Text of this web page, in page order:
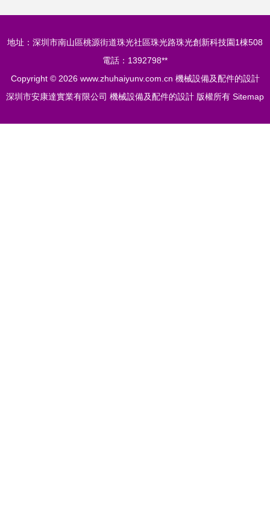
行業創新
地址：深圳市南山區桃源街道珠光社區珠光路珠光創新科技園1棟508
電話：1392798**
Copyright © 2026 www.zhuhaiyunv.com.cn 機械設備及配件的設計
深圳市安康達實業有限公司 機械設備及配件的設計 版權所有 Sitemap